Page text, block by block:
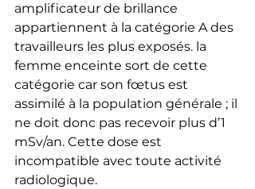
amplificateur de brillance
appartiennent à la catégorie A des
travailleurs les plus exposés. la
femme enceinte sort de cette
catégorie car son fœtus est
assimilé à la population générale ; il
ne doit donc pas recevoir plus d’1
mSv/an. Cette dose est
incompatible avec toute activité
radiologique.